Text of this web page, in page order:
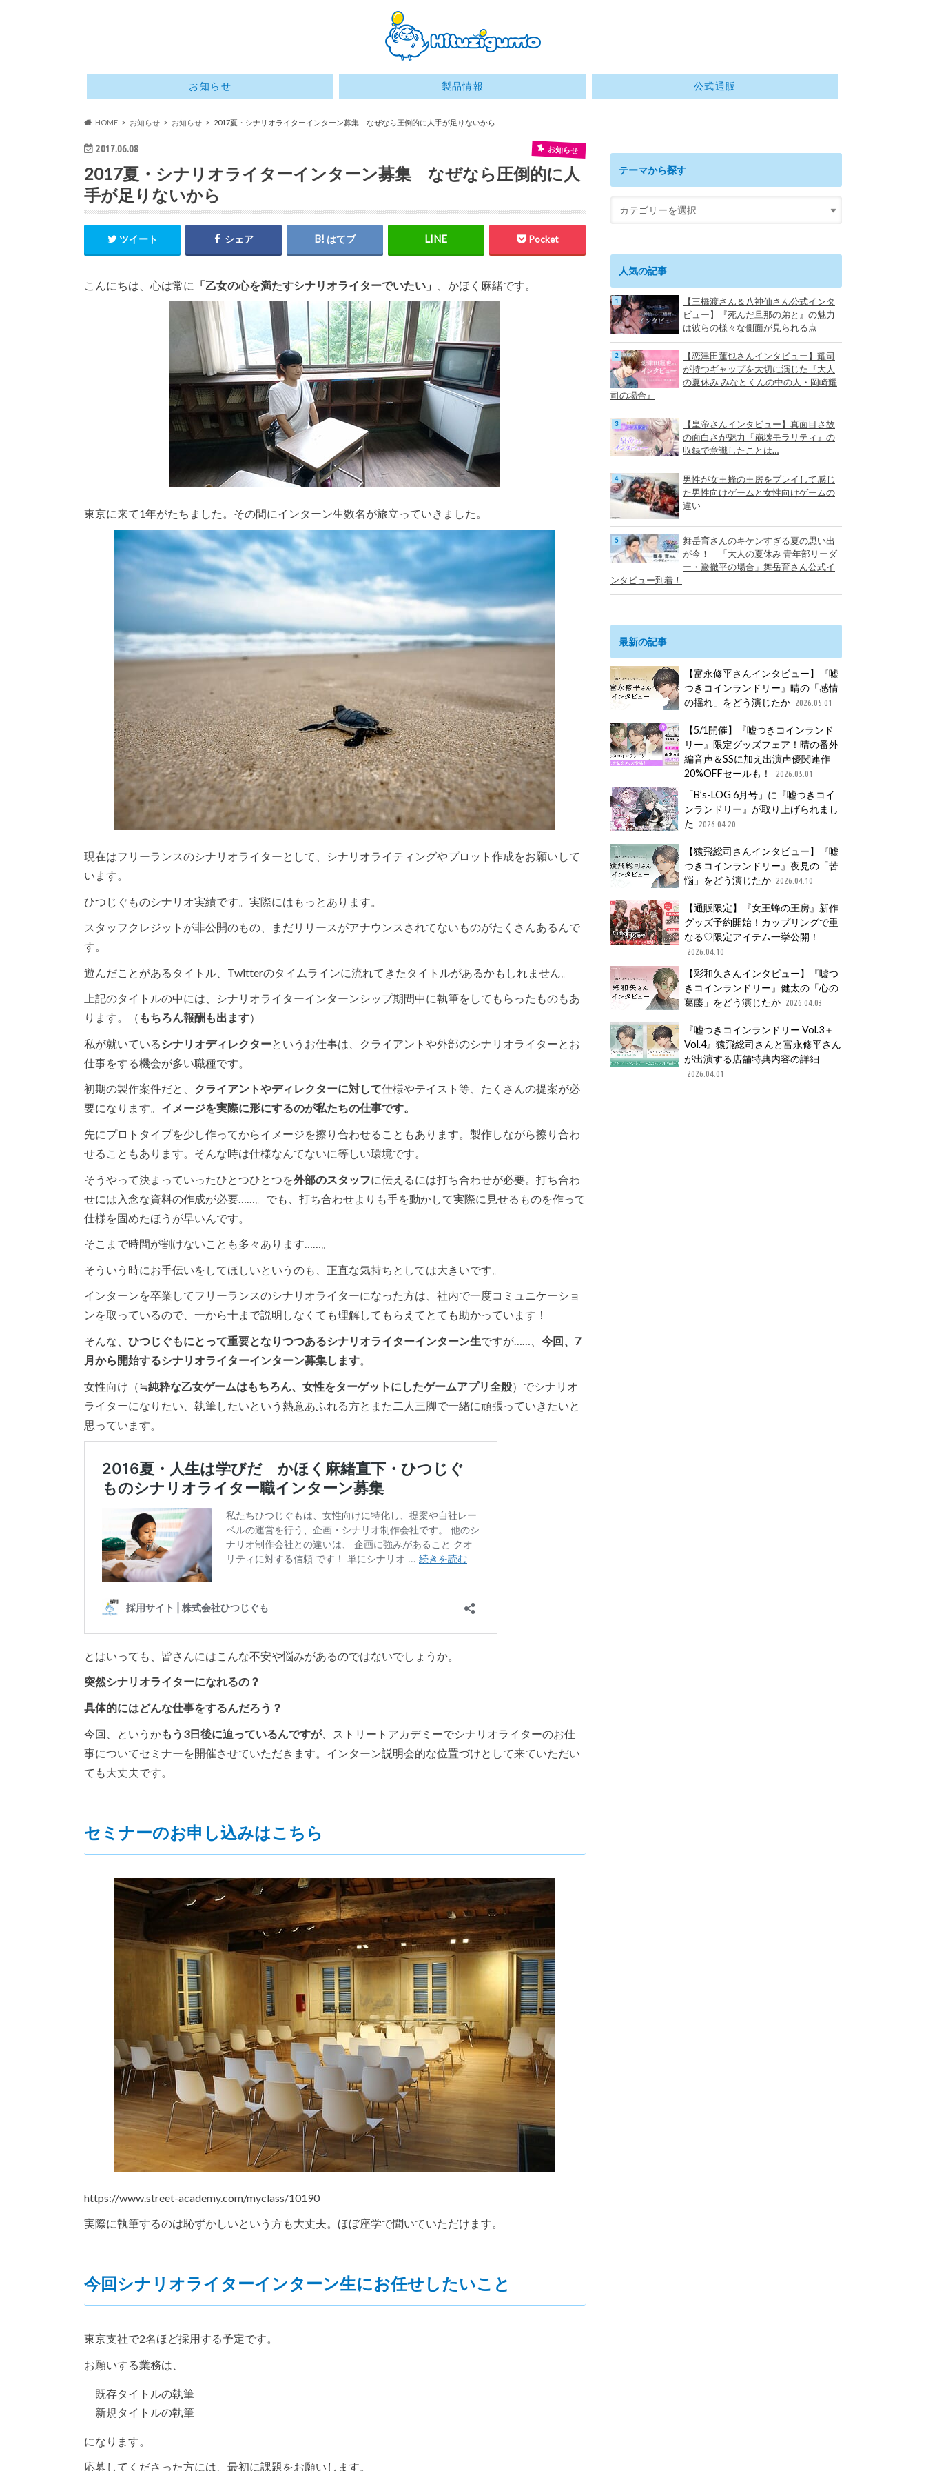
お知らせ 製品情報 公式通販
HOME お知らせ お知らせ 2017夏・シナリオライターインターン募集 なぜなら圧倒的に人手が足りないから
2017.06.08 お知らせ
2017夏・シナリオライターインターン募集 なぜなら圧倒的に人
手が足りないから
ツイート シェア はてブ Pocket
こんにちは、心は常に 「乙女の心を満たすシナリオライターでいたい」 、かほく麻緒です。
東京に来て1年がたちました。その間にインターン生数名が旅立っていきました。
現在はフリーランスのシナリオライターとして、シナリオライティングやプロット作成をお願いして
います。
ひつじぐものシナリオ実績です。実際にはもっとあります。
スタッフクレジットが非公開のもの、まだリリースがアナウンスされてないものがたくさんあるんで
す。
遊んだことがあるタイトル、Twitterのタイムラインに流れてきたタイトルがあるかもしれません。
上記のタイトルの中には、シナリオライターインターンシップ期間中に執筆をしてもらったものもあ
ります。（ もちろん報酬も出ます）
私が就いているシナリオディレクターというお仕事は、クライアントや外部のシナリオライターとお
仕事をする機会が多い職種です。
初期の製作案件だと、 クライアントやディレクターに対して仕様やテイスト等、たくさんの提案が必
要になります。 イメージを実際に形にするのが私たちの仕事です。
先にプロトタイプを少し作ってからイメージを擦り合わせることもあります。製作しながら擦り合わ
せることもあります。そんな時は仕様なんてないに等しい環境です。
そうやって決まっていったひとつひとつを外部のスタッフに伝えるには打ち合わせが必要。打ち合わ
せには入念な資料の作成が必要……。でも、打ち合わせよりも手を動かして実際に見せるものを作って
仕様を固めたほうが早いんです。
そこまで時間が割けないことも多々あります……。
そういう時にお手伝いをしてほしいというのも、正直な気持ちとしては大きいです。
インターンを卒業してフリーランスのシナリオライターになった方は、社内で一度コミュニケーショ
ンを取っているので、一から十まで説明しなくても理解してもらえてとても助かっています！
そんな、 ひつじぐもにとって重要となりつつあるシナリオライターインターン生ですが……、 今回、7
月から開始するシナリオライターインターン募集します。
女性向け（≒純粋な乙女ゲームはもちろん、女性をターゲットにしたゲームアプリ全般）でシナリオ
ライターになりたい、執筆したいという熱意あふれる方とまた二人三脚で一緒に頑張っていきたいと
思っています。
とはいっても、皆さんにはこんな不安や悩みがあるのではないでしょうか。
突然シナリオライターになれるの？
具体的にはどんな仕事をするんだろう？
今回、というかもう3日後に迫っているんですが、ストリートアカデミーでシナリオライターのお仕
事についてセミナーを開催させていただきます。インターン説明会的な位置づけとして来ていただい
ても大丈夫です。
セミナーのお申し込みはこちら
https://www.street-academy.com/myclass/10190
実際に執筆するのは恥ずかしいという方も大丈夫。ほぼ座学で聞いていただけます。
今回シナリオライターインターン生にお任せしたいこと
東京支社で2名ほど採用する予定です。
お願いする業務は、
既存タイトルの執筆
新規タイトルの執筆
になります。
応募してくださった方には、最初に課題をお願いします。
テーマから探す
人気の記事
【三橋渡さん＆八神仙さん公式インタ
ビュー】『死んだ旦那の弟と』の魅力
は彼らの様々な側面が見られる点
【恋津田蓮也さんインタビュー】耀司
が持つギャップを大切に演じた『大人
の夏休み みなとくんの中の人・岡崎耀
司の場合』
【皇帝さんインタビュー】真面目さ故
の面白さが魅力『崩壊モラリティ』の
収録で意識したことは…
男性が女王蜂の王房をプレイして感じ
た男性向けゲームと女性向けゲームの
違い
舞岳育さんのキケンすぎる夏の思い出
が今！ 「大人の夏休み 青年部リーダ
ー・巌徹平の場合」舞岳育さん公式イ
ンタビュー到着！
最新の記事
【富永修平さんインタビュー】『嘘
つきコインランドリー』晴の「感情
の揺れ」をどう演じたか 2026.05.01
【5/1開催】『嘘つきコインランド
リー』限定グッズフェア！晴の番外
編音声＆SSに加え出演声優関連作
20%OFFセールも！
2026.05.01
「B’s-LOG 6月号」に『嘘つきコイ
ンランドリー』が取り上げられまし
た
2026.04.20
【猿飛総司さんインタビュー】『嘘
つきコインランドリー』夜見の「苦
悩」をどう演じたか 2026.04.10
【通販限定】『女王蜂の王房』新作
グッズ予約開始！カップリングで重
なる♡限定アイテム一挙公開！
2026.04.10
【彩和矢さんインタビュー】『嘘つ
きコインランドリー』健太の「心の
葛藤」をどう演じたか 2026.04.03
『嘘つきコインランドリー Vol.3＋
Vol.4』猿飛総司さんと富永修平さん
が出演する店舗特典内容の詳細
2026.04.01